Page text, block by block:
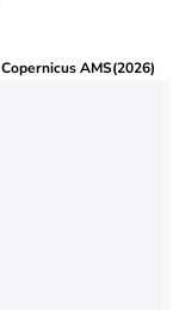
Copernicus AMS(2026)